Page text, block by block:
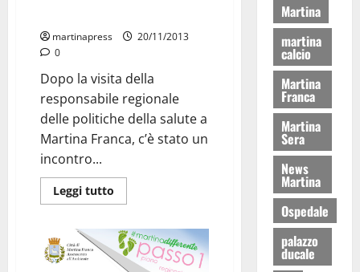
martinapress
20/11/2013
0
Dopo la visita della
responsabile regionale
delle politiche della salute a
Martina Franca, c’è stato un
incontro...
Leggi tutto
Martina
martina
calcio
Martina
Franca
Martina
Sera
News
Martina
Ospedale
palazzo
ducale